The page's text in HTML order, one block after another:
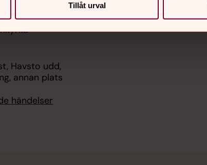
Tillåt urval
Havsto udd,
annan plats
händelser